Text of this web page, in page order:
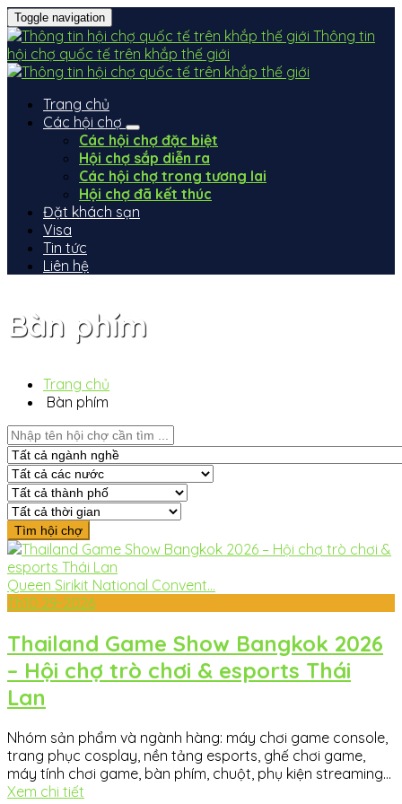
Toggle navigation
Thông tin
hội chợ quốc tế trên khắp thế giới
Trang chủ
Các hội chợ
Các hội chợ đặc biệt
Hội chợ sắp diễn ra
Các hội chợ trong tương lai
Hội chợ đã kết thúc
Đặt khách sạn
Visa
Tin tức
Liên hệ
Bàn phím
Trang chủ
Bàn phím
Queen Sirikit National Convent...
Th10 29-2026
Thailand Game Show Bangkok 2026
– Hội chợ trò chơi & esports Thái
Lan
Nhóm sản phẩm và ngành hàng: máy chơi game console,
trang phục cosplay, nền tảng esports, ghế chơi game,
máy tính chơi game, bàn phím, chuột, phụ kiện streaming...
Xem chi tiết